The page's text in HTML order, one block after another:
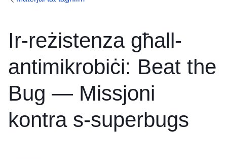
Ir-reżistenza għall-
antimikrobiċi: Beat the
Bug — Missjoni
kontra s-superbugs